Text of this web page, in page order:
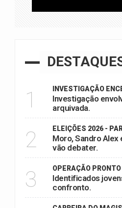
1 INVESTIGAÇÃO
Investigação
arquivada.
2 ELEIÇÕES 2026 -
Moro, Sandro Alex
vão debater.
3 OPERAÇÃO
Identificados
confronto.